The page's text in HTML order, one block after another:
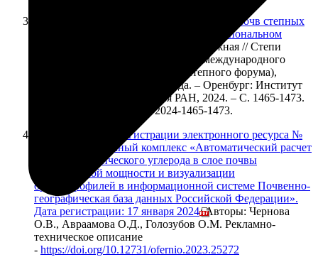
Сохранение разнообразия почв степных
экосистем России на федеральном и региональном
/ О. В. Чернова, А. А. Присяжная // Степи
Северной Евразии : Материалы X международного
симпозиума (Международного степного форума),
Оренбург, 27 мая – 02 2024 года. – Оренбург: Институт
степи Уральского отделения РАН, 2024. – С. 1465-1473.
– DOI 10.24412/cl-37200-2024-1465-1473.
Свидетельство о регистрации электронного ресурса №
25272. Программный комплекс «Автоматический расчет
запасов органического углерода в слое почвы
произвольной мощности и визуализации
органопрофилей в информационной системе Почвенно-
географическая база данных Российской Федерации».
Дата регистрации: 17 января 2024/ Авторы: Чернова
О.В., Авраамова О.Д., Голозубов О.М. Рекламно-
техническое описание
- https://doi.org/10.12731/ofernio.2023.25272